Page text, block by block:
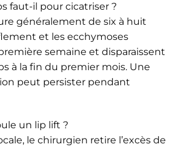
faut-il pour cicatriser ?
généralement de six à huit
et les ecchymoses
semaine et disparaissent
à la fin du premier mois. Une
peut persister pendant
un lip lift ?
le chirurgien retire l’excès de